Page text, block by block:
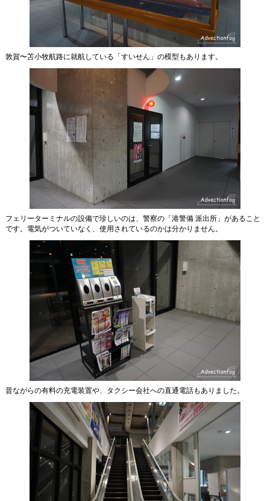
敦賀〜苫小牧航路に就航している「すいせん」の模型もあります。
フェリーターミナルの設備で珍しいのは、警察の「港警備 派出所」があること
です。電気がついていなく、使用されているのかは分かりません。
昔ながらの有料の充電装置や、タクシー会社への直通電話もありました。